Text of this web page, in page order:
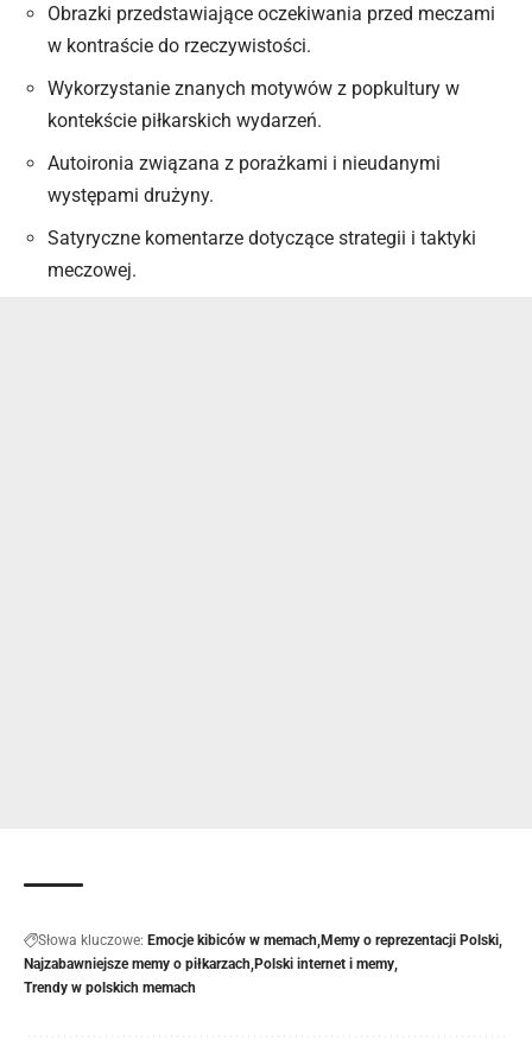
Obrazki przedstawiające oczekiwania przed meczami
w kontraście do rzeczywistości.
Wykorzystanie znanych motywów z popkultury w
kontekście piłkarskich wydarzeń.
Autoironia związana z porażkami i nieudanymi
występami drużyny.
Satyryczne komentarze dotyczące strategii i taktyki
meczowej.
Słowa kluczowe: Emocje kibiców w memach Memy o reprezentacji Polski
Najzabawniejsze memy o piłkarzach Polski internet i memy
Trendy w polskich memach